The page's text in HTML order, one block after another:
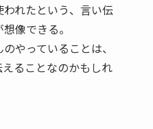
れたという、言い伝
像できる。
やっていることは、
ることなのかもしれ